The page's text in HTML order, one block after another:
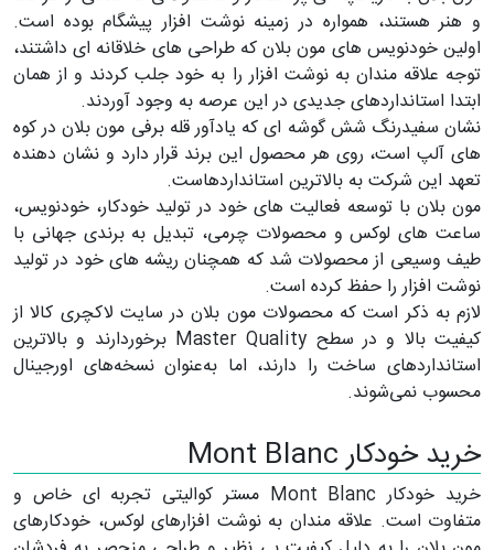
و هنر هستند، همواره در زمینه نوشت افزار پیشگام بوده است.
اولین خودنویس های مون بلان که طراحی های خلاقانه ای داشتند،
توجه علاقه مندان به نوشت افزار را به خود جلب کردند و از همان
ابتدا استانداردهای جدیدی در این عرصه به وجود آوردند.
نشان سفیدرنگ شش گوشه ای که یادآور قله برفی مون بلان در کوه
های آلپ است، روی هر محصول این برند قرار دارد و نشان دهنده
تعهد این شرکت به بالاترین استانداردهاست.
مون بلان با توسعه فعالیت های خود در تولید خودکار، خودنویس،
ساعت های لوکس و محصولات چرمی، تبدیل به برندی جهانی با
طیف وسیعی از محصولات شد که همچنان ریشه های خود در تولید
نوشت افزار را حفظ کرده است.
لازم به ذکر است که محصولات مون بلان در سایت لاکچری کالا از
کیفیت بالا و در سطح Master Quality برخوردارند و بالاترین
استانداردهای ساخت را دارند، اما به‌عنوان نسخه‌های اورجینال
محسوب نمی‌شوند.
خرید خودکار Mont Blanc
خرید خودکار Mont Blanc مستر کوالیتی تجربه ای خاص و
متفاوت است. علاقه مندان به نوشت افزارهای لوکس، خودکارهای